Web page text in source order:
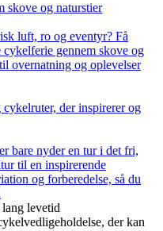
skove og naturstier
luft, ro og eventyr? Få
gennem skove og
overnatning og oplevelser
der inspirerer og
bare nyder en tur i det fri,
til en inspirerende
og forberedelse, så du
levetid
der kan